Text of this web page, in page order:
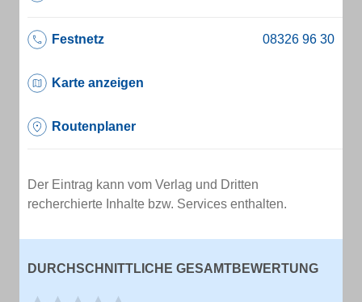
Festnetz
Karte anzeigen
Routenplaner
Der Eintrag kann vom Verlag und Dritten
recherchierte Inhalte bzw. Services enthalten.
DURCHSCHNITTLICHE GESAMTBEWERTUNG